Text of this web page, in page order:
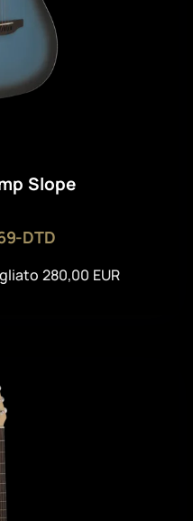
Slope
DTD
280,00 EUR